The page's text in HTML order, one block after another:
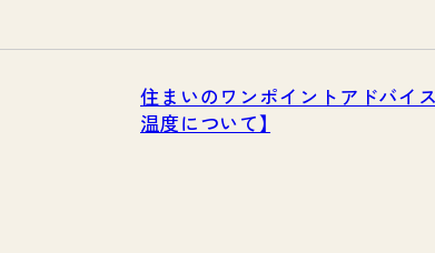
住まいのワンポイントアドバイ
温度について】